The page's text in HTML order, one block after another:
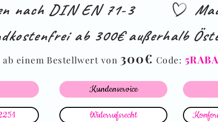
nach DIN EN 71-3
ab 300€ außerhalb
ab einem Bestellwert von 300€ Code:
Kundenservice
Widerrufsrecht